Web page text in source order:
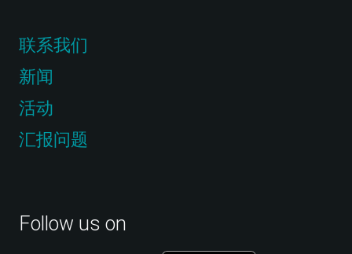
Follow us on
联系我们
新闻
活动
汇报问题